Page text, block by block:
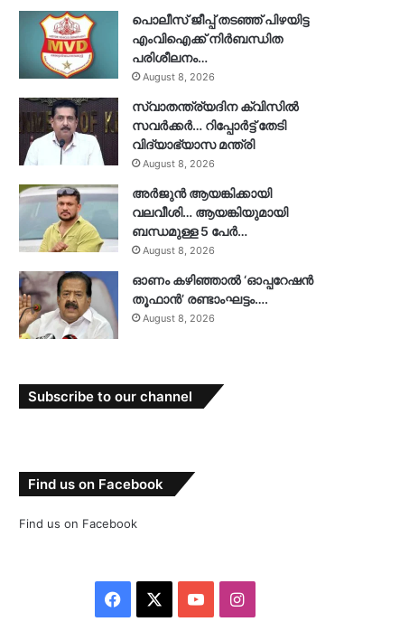
പൊലീസ് ജീപ്പ് തടഞ്ഞ് പിഴയിട്ട
എംവിഐക്ക് നിർബന്ധിത
പരിശീലനം…
August 8, 2026
സ്വാതന്ത്ര്യദിന ക്വിസിൽ
സവർക്കർ… റിപ്പോർട്ട് തേടി
വിദ്യാഭ്യാസ മന്ത്രി
August 8, 2026
അർജുൻ ആയങ്കിക്കായി
വലവീശി… ആയങ്കിയുമായി
ബന്ധമുള്ള 5 പേർ…
August 8, 2026
ഓണം കഴിഞ്ഞാൽ ‘ഓപ്പറേഷൻ
തൂഫാൻ’ രണ്ടാംഘട്ടം….
August 8, 2026
Subscribe to our channel
Find us on Facebook
Find us on Facebook
Facebook YouTubeInstagram